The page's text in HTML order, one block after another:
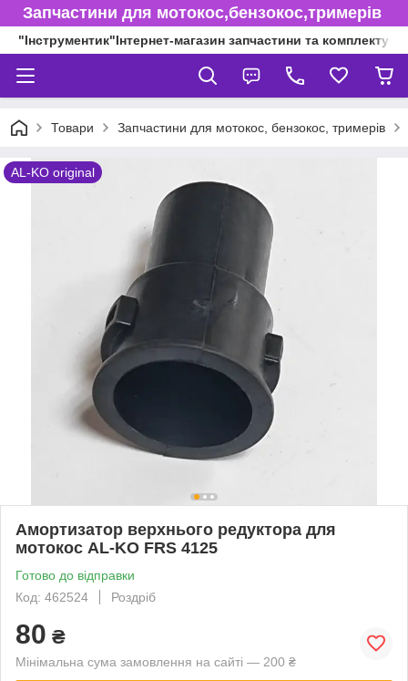
Запчастини для мотокос,бензокос,тримерів
"Інструментик"Інтернет-магазин запчастини та
Товари Запчастини для мотокос, бензокос, тримерів
AL-KO original
Амортизатор верхнього редуктора для
мотокос AL-KO FRS 4125
Готово до відправки
Код: 462524
Роздріб
80 ₴
Мінімальна сума замовлення на сайті — 200 ₴